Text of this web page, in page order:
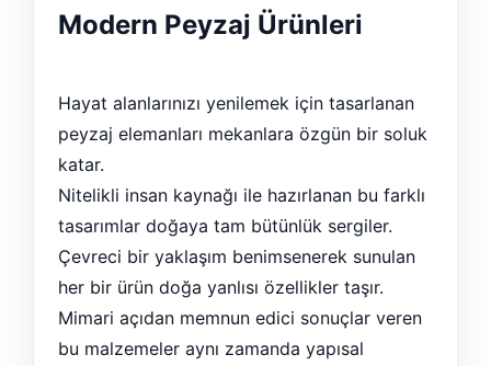
Modern Peyzaj Ürünleri
Hayat alanlarınızı yenilemek için tasarlanan
peyzaj elemanları mekanlara özgün bir soluk
katar.
Nitelikli insan kaynağı ile hazırlanan bu farklı
tasarımlar doğaya tam bütünlük sergiler.
Çevreci bir yaklaşım benimsenerek sunulan
her bir ürün doğa yanlısı özellikler taşır.
Mimari açıdan memnun edici sonuçlar veren
bu malzemeler aynı zamanda yapısal